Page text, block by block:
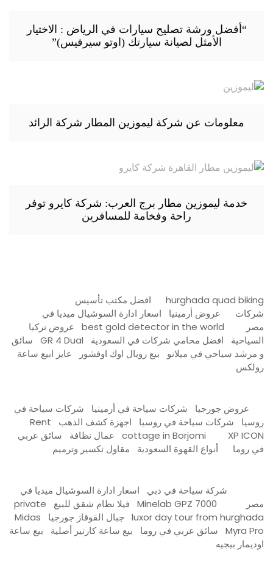
“أفضل ورشة تصليح سيارات في الرياض : الاختيار
الأمثل لصيانة سيارتك (اوتو سيرفيس)”
معلومات عن شركة ليموزين المطار شركة الرائد
خدمة ليموزين مطار برج العرب: شركة كايرو توفر
راحة وفخامة للمسافرين
hurghada quad biking
افضل مكتب تأسيس
شركات
عروض أرمينيا
اسعار ادارة السوشيال ميديا في
مصر
best gold detector in the world
عروض تركيا
السياحية
افضل محامي شركات في السعودية GR 4 Dual
سائق
و مرشد سياحي في ميلانو
بيع رويال اوك اوفشور
عايز ابيع ساعة
رولكس
عروض جورجيا شركات سياحة في أرمينيا
شركات سياحة في
روسيا
شركات سياحة في روسيا اجهزة كشف الذهب
Rent
cottage in Borjomi
XP ICON عمال نظافة
سائق عربي
في روما
أنواع القهوة السعودية مقاول تكسير وترميم
شركة سياحة في دبي
اسعار ادارة السوشيال ميديا في
مصر
Minelab GPZ 7000 فيلا نظام شقق للبيع
private
luxor day tour from hurghada
جبال القوقاز جورجيا
Midas
Myra Pro
سائق عربي في روما بيع ساعة كارتير أصلية
بيع ساعة
اوديمار بيجيه